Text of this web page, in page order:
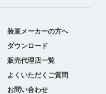
装置メーカーの方へ
ダウンロード
販売代理店一覧
よくいただくご質問
お問い合わせ